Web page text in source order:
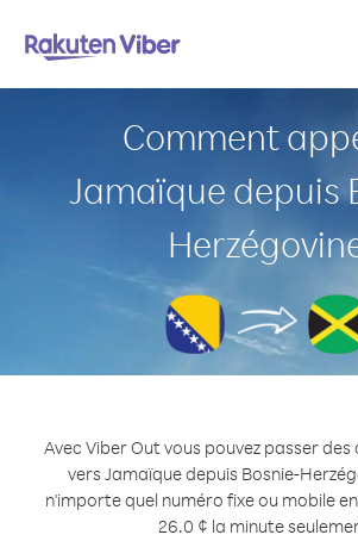
Comment
Jamaïque depuis
Avec Viber Out vous pouvez passer
vers Jamaïque depuis Bosnie-
n'importe quel numéro fixe ou mobile
26.0 ¢ la minute